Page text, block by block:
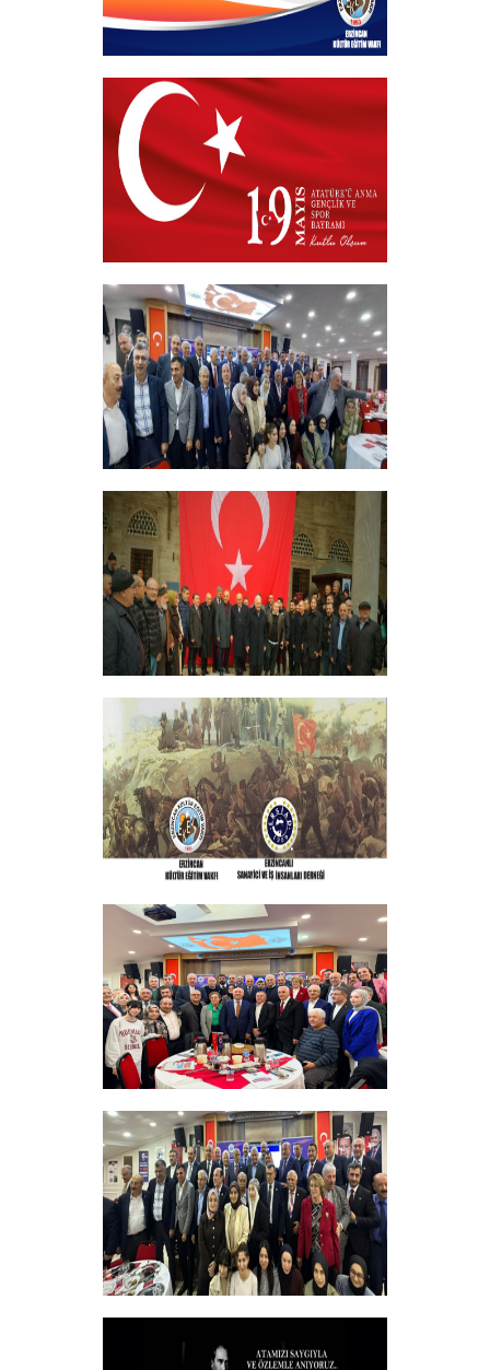
Hayırlı Bayramlar
+
19 MAYIS 2026
+
ERZİNCANLILAR EKEV’İN
GELENEKSEL İFTAR YEMEĞİNDE
BULUŞTU
+
GELENEKSEL ŞEHİTLERİMİZİ ANMA
PROGRAMI DÜZENLEDİK
+
ERZINCAN VE TÜM SEHITLERI ANMA
PROGRAMI
+
Sadık Ağça Yeniden Başkan Seçildi
+
Vakfımızın 2025-2026 Yılı Burs
Toplantısı Yapıldı.